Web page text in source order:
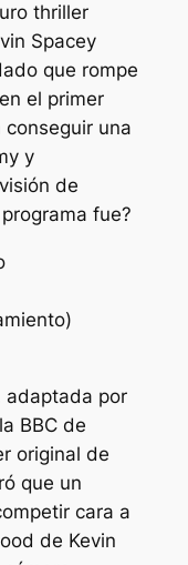
thriller
Spacey
que rompe
el primer
una
y
de
fue?
adaptada por
BBC de
original de
que un
cara a
de Kevin